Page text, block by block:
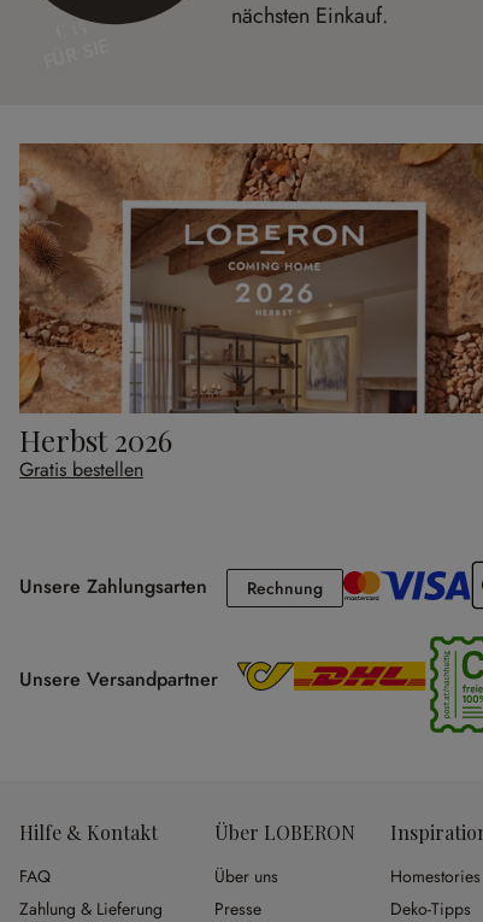
€ 15
nächsten Einkauf.
Herbst 2026
Gratis bestellen
Unsere Zahlungsarten RechnungRechnung
Unsere Versandpartner
Hilfe & Kontakt
FAQ
Zahlung & Lieferung
Über LOBERON
Über uns
Presse
Homestories
Deko-Tipps